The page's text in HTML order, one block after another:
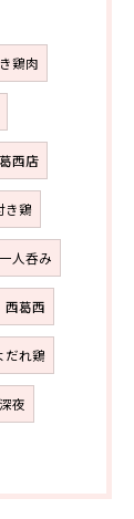
鶏肉
西店
き鶏
一人呑み
西葛西
だれ鶏
深夜